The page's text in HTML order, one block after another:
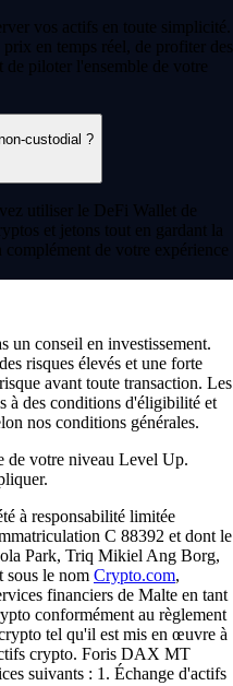
vos actifs en toute simplicité.
en temps réel, de profiter des
piloter l'ensemble de votre
custodial ?
utiliser le DeFi Wallet de
et jetons tout en gardant la
de votre expérience
un conseil en investissement.
risques élevés et une forte
avant toute transaction. Les
à des conditions d'éligibilité et
nos conditions générales.
de votre niveau Level Up.
à responsabilité limitée
C 88392 et dont le
Park, Triq Mikiel Ang Borg,
sous le nom Crypto.com,
financiers de Malte en tant
conformément au règlement
tel qu'il est mis en œuvre à
crypto. Foris DAX MT
suivants : 1. Échange d'actifs